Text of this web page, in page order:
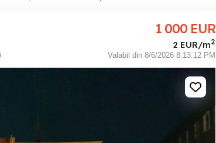
1 000 EUR
2 EUR/m2
Valabil din 8/6/2026 8:13:12 PM